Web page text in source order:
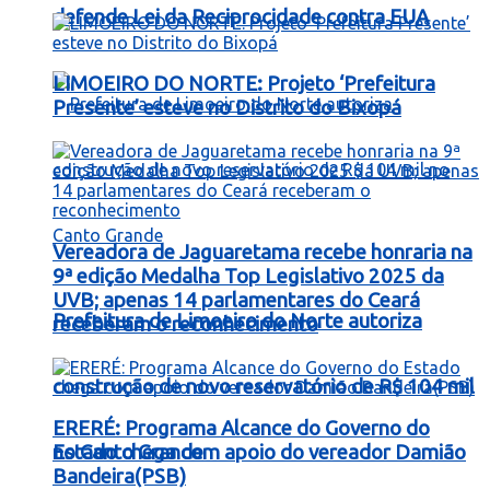
defende Lei da Reciprocidade contra EUA
Prefeitura de Limoeiro do Norte autoriza
construção de novo reservatório de R$ 104 mil
no Canto Grande
LIMOEIRO DO NORTE: Projeto ‘Prefeitura
Presente’ esteve no Distrito do Bixopá
Vereadora de Jaguaretama recebe honraria na
9ª edição Medalha Top Legislativo 2025 da
UVB; apenas 14 parlamentares do Ceará
receberam o reconhecimento
ERERÉ: Programa Alcance do Governo do
Estado chega com apoio do vereador Damião
Bandeira(PSB)